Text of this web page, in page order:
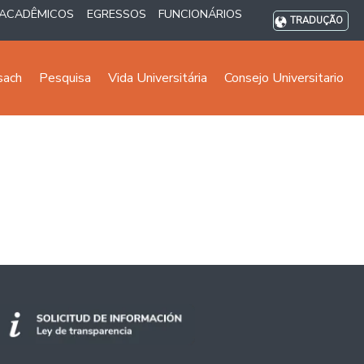
EGRESSOS FUNCIONÁRIOS TRADUÇÃO
Pesquisa Vida Universitária Consejo Universitario